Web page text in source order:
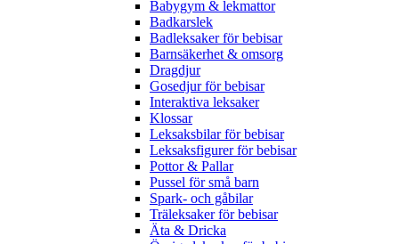
Babygym & lekmattor
Badkarslek
Badleksaker för bebisar
Barnsäkerhet & omsorg
Dragdjur
Gosedjur för bebisar
Interaktiva leksaker
Klossar
Leksaksbilar för bebisar
Leksaksfigurer för bebisar
Pottor & Pallar
Pussel för små barn
Spark- och gåbilar
Träleksaker för bebisar
Äta & Dricka